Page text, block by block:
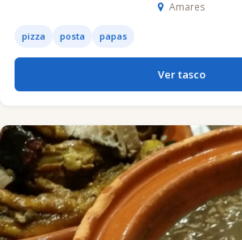
Amares
pizza posta papas
Ver tasco